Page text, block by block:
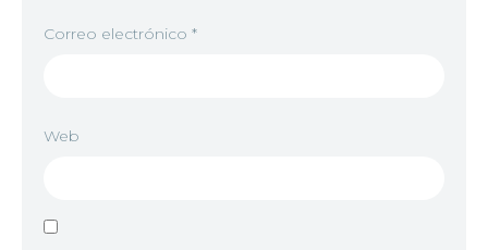
Correo electrónico *
Web